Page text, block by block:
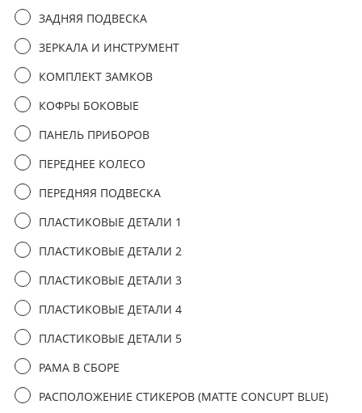
ЗАДНЯЯ ПОДВЕСКА
ЗЕРКАЛА И ИНСТРУМЕНТ
КОМПЛЕКТ ЗАМКОВ
КОФРЫ БОКОВЫЕ
ПАНЕЛЬ ПРИБОРОВ
ПЕРЕДНЕЕ КОЛЕСО
ПЕРЕДНЯЯ ПОДВЕСКА
ПЛАСТИКОВЫЕ ДЕТАЛИ 1
ПЛАСТИКОВЫЕ ДЕТАЛИ 2
ПЛАСТИКОВЫЕ ДЕТАЛИ 3
ПЛАСТИКОВЫЕ ДЕТАЛИ 4
ПЛАСТИКОВЫЕ ДЕТАЛИ 5
РАМА В СБОРЕ
РАСПОЛОЖЕНИЕ СТИКЕРОВ (MATTE CONCUPT BLUE)